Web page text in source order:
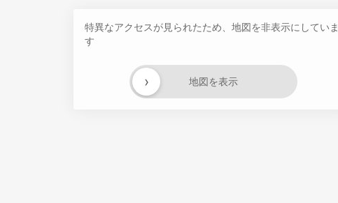
特異なアクセスが見られたため、地図を非表示にしていま
す
地図を表示
›